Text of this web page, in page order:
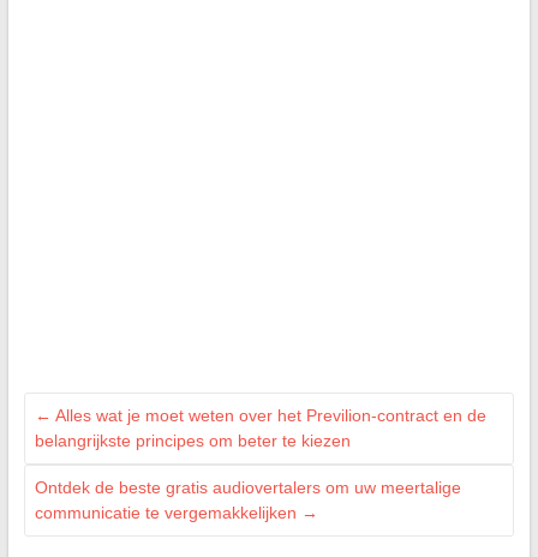
← Alles wat je moet weten over het Previlion-contract en de
belangrijkste principes om beter te kiezen
Ontdek de beste gratis audiovertalers om uw meertalige
communicatie te vergemakkelijken →